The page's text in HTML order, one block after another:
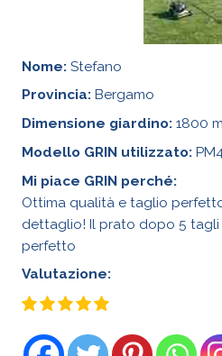
Nome: Stefano
Provincia: Bergamo
Dimensione giardino: 1800
Modello GRIN utilizzato:
Mi piace GRIN perché:
Ottima qualità e taglio
dettaglio! Il prato dopo 5
perfetto
Valutazione: